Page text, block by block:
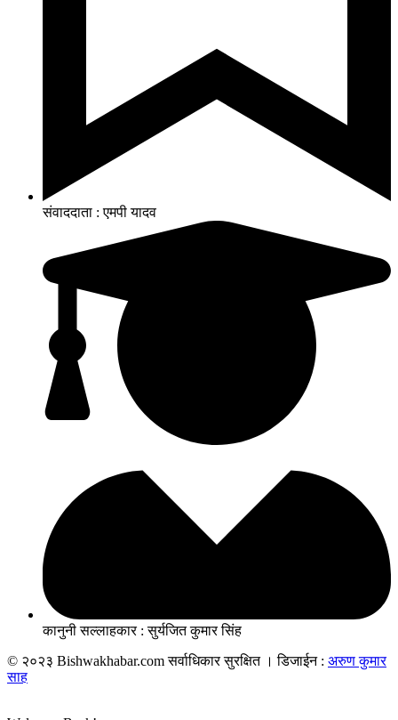
संवाददाता : एमपी यादव
कानुनी सल्लाहकार : सुर्यजित कुमार सिंह
© २०२३ Bishwakhabar.com सर्वाधिकार सुरक्षित । डिजाईन : अरुण कुमार
साह